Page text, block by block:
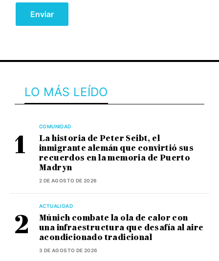
LO MÁS LEÍDO
COMUNIDAD
La historia de Peter Seibt, el
inmigrante alemán que convirtió sus
recuerdos en la memoria de Puerto
Madryn
2 DE AGOSTO DE 2026
ACTUALIDAD
Múnich combate la ola de calor con
una infraestructura que desafía al aire
acondicionado tradicional
3 DE AGOSTO DE 2026